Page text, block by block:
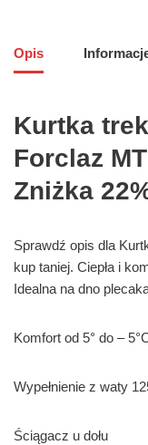
Opis
Kurtka
Forclaz
Zniżka
Sprawdź opis dla
kup taniej. Ciepła i
Idealna na dno
Komfort od 5° do –
Wypełnienie z waty
Ściągacz u dołu